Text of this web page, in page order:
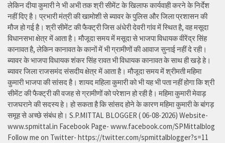
लेकिन दीया कुमारी ने भी अभी तक श्री सीमेंट के खिलाफ कार्यवाही करने के निर्देश
नहीं दिए है। प्रभारी मंत्री की खामोशी से ब्यावर के पुलिस और जिला प्रशासन की
मौज हो गई है। श्री सीमेंट की फैक्ट्री जिस अंधेरी देवरी गांव में स्थित है, वह मसूदा
विधानसभा क्षेत्र में आता है। मौजूदा समय में मसूदा से भाजपा विधायक वीरेंद्र सिंह
कानावत है, लेकिन कानावत के कानों में भी ग्रामीणों की आवाज सुनाई नहीं दे रही।
ब्यावर के भाजपा विधायक शंकर सिंह रावत भी विधायक कानावत के साथ ही खड़े हे।
ब्यावर जिला राजसमंद संसदीय क्षेत्र में आता है। मौजूदा समय में श्रीमती महिमा
कुमारी भाजपा की सांसद है। शायद महिला कुमारी को भी यह भी पता नहीं होगा कि श्री
सीमेंट की फैक्ट्री की वजह से ग्रामीणों को परेशान हो रही है। महिमा कुमारी मेवाड़
राजघराने की सदस्य हे। हो सकता है कि सांसद होने के कारण महिमा कुमारी के बांगड़
समूह से अच्छे संबंध हो। S.P.MITTAL BLOGGER ( 06-08-2026) Website-
www.spmittal.in Facebook Page- www.facebook.com/SPMittalblog
Follow me on Twitter- https://twitter.com/spmittalblogger?s=11